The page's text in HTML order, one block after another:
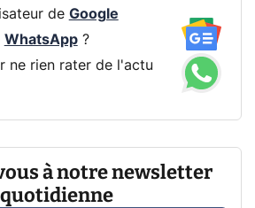
de Google
WhatsApp?
ne rien rater de l'actu
à notre newsletter
quotidienne